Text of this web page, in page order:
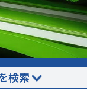
検索